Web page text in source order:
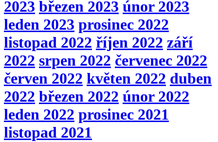
2023 březen 2023 únor 2023
leden 2023 prosinec 2022
listopad 2022 říjen 2022 září
2022 srpen 2022 červenec 2022
červen 2022 květen 2022 duben
2022 březen 2022 únor 2022
leden 2022 prosinec 2021
listopad 2021